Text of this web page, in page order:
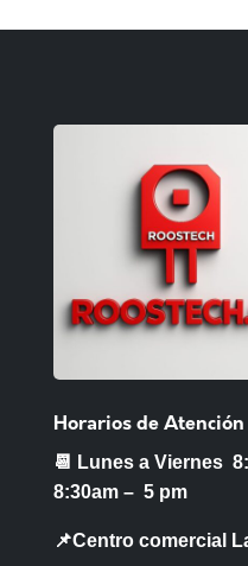
Horarios de Atención
📆 Lunes a Viernes
8:30am – 5 pm
📌Centro comercial